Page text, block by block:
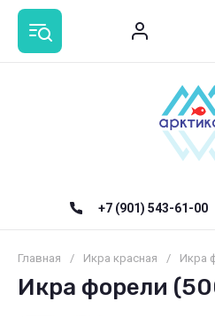
+7 (901) 543-61-00
Главная / Икра красная / Икра
Икра форели